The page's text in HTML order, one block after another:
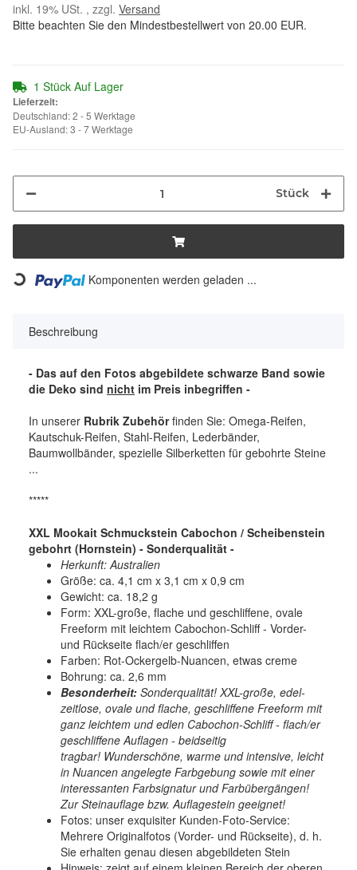
inkl. 19% USt. , zzgl. Versand
Bitte beachten Sie den Mindestbestellwert von 20.00 EUR.
1 Stück Auf Lager
Lieferzeit:
Deutschland: 2 - 5 Werktage
EU-Ausland: 3 - 7 Werktage
Stück
Loading... Komponenten werden geladen ...
Beschreibung
- Das auf den Fotos abgebildete schwarze Band sowie
die Deko sind nicht im Preis inbegriffen -
In unserer Rubrik Zubehörfinden Sie: Omega-Reifen,
Kautschuk-Reifen, Stahl-Reifen, Lederbänder,
Baumwollbänder, spezielle Silberketten für gebohrte Steine
...
*****
XXL Mookait Schmuckstein Cabochon / Scheibenstein
gebohrt (Hornstein) - Sonderqualität -
Herkunft: Australien
Größe: ca. 4,1 cm x 3,1 cm x 0,9 cm
Gewicht: ca. 18,2 g
Form: XXL-große, flache und geschliffene, ovale
Freeform mit leichtem Cabochon-Schliff - Vorder-
und Rückseite flach/er geschliffen
Farben: Rot-Ockergelb-Nuancen, etwas creme
Bohrung: ca. 2,6 mm
Besonderheit: Sonderqualität! XXL-große, edel-
zeitlose, ovale und flache, geschliffene Freeform mit
ganz leichtem und edlen Cabochon-Schliff - flach/er
geschliffene Auflagen - beidseitig
tragbar! Wunderschöne, warme und intensive, leicht
in Nuancen angelegte Farbgebung sowie mit einer
interessanten Farbsignatur und Farbübergängen!
Zur Steinauflage bzw. Auflagestein geeignet!
Fotos: unser exquisiter Kunden-Foto-Service:
Mehrere Originalfotos (Vorder- und Rückseite), d. h.
Sie erhalten genau diesen abgebildeten Stein